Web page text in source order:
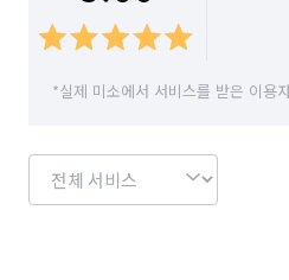
*실제 미소에서 서비스를 받은 이용